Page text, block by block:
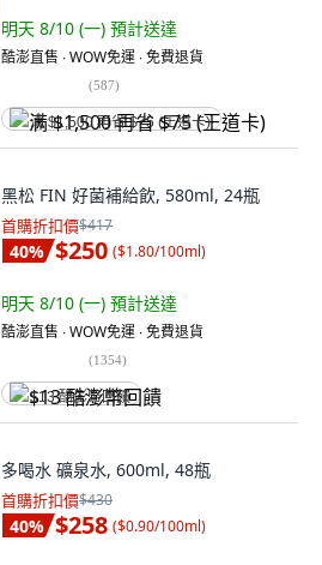
明天 8/10 (一) 預計送達
酷澎直售 ∙ WOW免運 ∙ 免費退貨
(587)
满 $1,500 再省 $75 (王道卡)
黑松 FIN 好菌補給飲, 580ml, 24瓶
首購折扣價$417
40% $250 ($1.80/100ml)
明天 8/10 (一) 預計送達
酷澎直售 ∙ WOW免運 ∙ 免費退貨
(1354)
$13 酷澎幣回饋
多喝水 礦泉水, 600ml, 48瓶
首購折扣價$430
40% $258 ($0.90/100ml)